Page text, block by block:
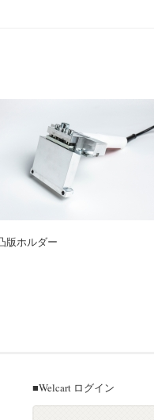
版ホルダー
■Welcart ログイン